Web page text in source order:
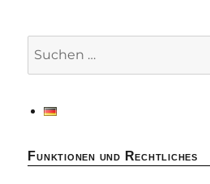
Funktionen und Rechtliches